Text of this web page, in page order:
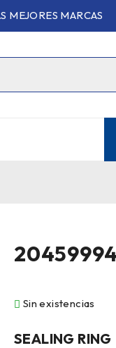
MEJORES MARCAS
Sin existencias
SEALING RING